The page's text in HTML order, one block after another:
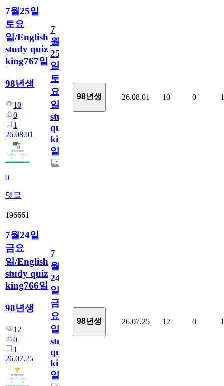
7월25일
토요
일/English
study quiz
king767일
98년생
10
0
1
26.08.01
0
댓글
7
월
25
일
토
요
일/English
study
quiz
king767
일
98년생 26.08.01 10 0 1
196661
7월24일
금요
일/English
study quiz
king766일
98년생
12
0
1
26.07.25
7
월
24
일
금
요
일/English
study
quiz
king766
일
98년생 26.07.25 12 0 1